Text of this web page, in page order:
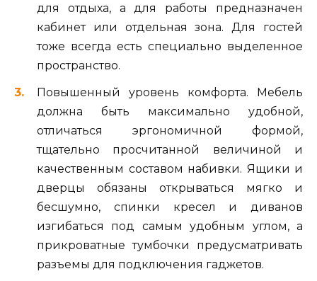
для отдыха, а для работы предназначен
кабинет или отдельная зона. Для гостей
тоже всегда есть специально выделенное
пространство.
Повышенный уровень комфорта. Мебель
должна быть максимально удобной,
отличаться эргономичной формой,
тщательно просчитанной величиной и
качественным составом набивки. Ящики и
дверцы обязаны открываться мягко и
бесшумно, спинки кресел и диванов
изгибаться под самым удобным углом, а
прикроватные тумбочки предусматривать
разъемы для подключения гаджетов.